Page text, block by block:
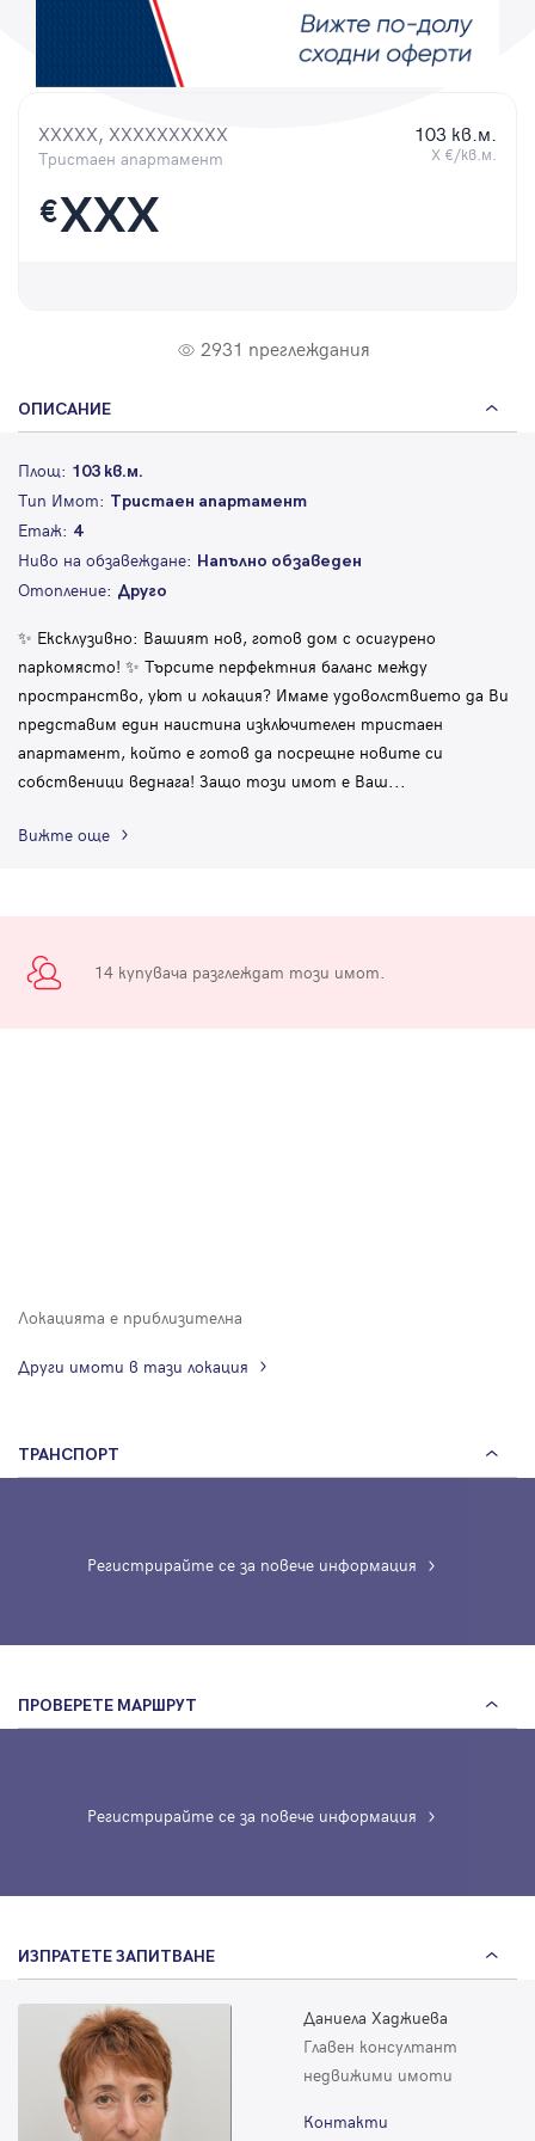
XXXXX, XXXXXXXXXX
Тристаен апартамент
103 кв.м.
X €/кв.м.
€XXX
2931 преглеждания
ОПИСАНИЕ
Площ: 103 кв.м.
Тип Имот: Тристаен апартамент
Етаж: 4
Ниво на обзавеждане: Напълно обзаведен
Отопление: Друго
✨ Ексклузивно: Вашият нов, готов дом с осигурено
паркомясто! ✨ Търсите перфектния баланс между
пространство, уют и локация? Имаме удоволствието да Ви
представим един наистина изключителен тристаен
апартамент, който е готов да посрещне новите си
собственици веднага! Защо този имот е Ваш...
Вижте още
14 купувача разглеждат този имот.
Локацията е приблизителна
Други имоти в тази локация
ТРАНСПОРТ
Регистрирайте се за повече информация
ПРОВЕРЕТЕ МАРШРУТ
Регистрирайте се за повече информация
ИЗПРАТЕТЕ ЗАПИТВАНЕ
Даниела Хаджиева
Главен консултант
недвижими имоти
Контакти
Парола
Вход с имейл